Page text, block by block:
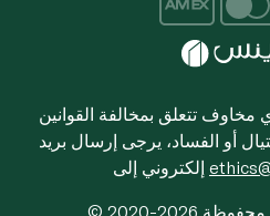
تتعلق بمخالفة القوانين
أو الفساد، يرجى إرسال بريد
محفوظة